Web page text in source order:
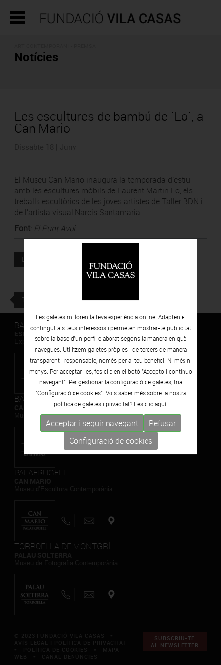
Notícies
Les escultures de bambú de ´Lo´, a
Can Mario
El Museu Can Mario inaugura la temporada d'estiu
amb les escultures mòbils de Laurent Martin Lo, els
treballs escultòrics de les joves artistes de Taller BDN i
de l'artista visual Narcís Santamaria.
Font: El Punt Avui
DESCARREGAR Document adjunt
TORNAR
BARCELONA
ESPAIS VOLART
Exposicions Temporals d'Art Contemporani
BARCELONA
CAN FRAMIS
Museu de Pintura Contemporània
PALAFRUGELL
TORROELLA DE MONTGRÍ
SUBSCRIU-TE
AL NEWSLETTER
Les galetes milloren la teva experiència online. Adapten el
contingut als teus interessos i permeten mostrar-te publicitat
sobre la base d’un perfil elaborat segons la manera en què
navegues. Utilitzem galetes pròpies i de tercers de manera
transparent i responsable, només per al teu benefici. Ni més ni
menys. Per acceptar-les, fes clic en el botó "Accepto i continuo
navegant". Per gestionar la configuració de galetes, tria
"Configuració de cookies". Vols saber més sobre la nostra
política de galetes i privacitat? Fes clicaquí.
Acceptar i seguir navegant
Refusar
Configuració de cookies